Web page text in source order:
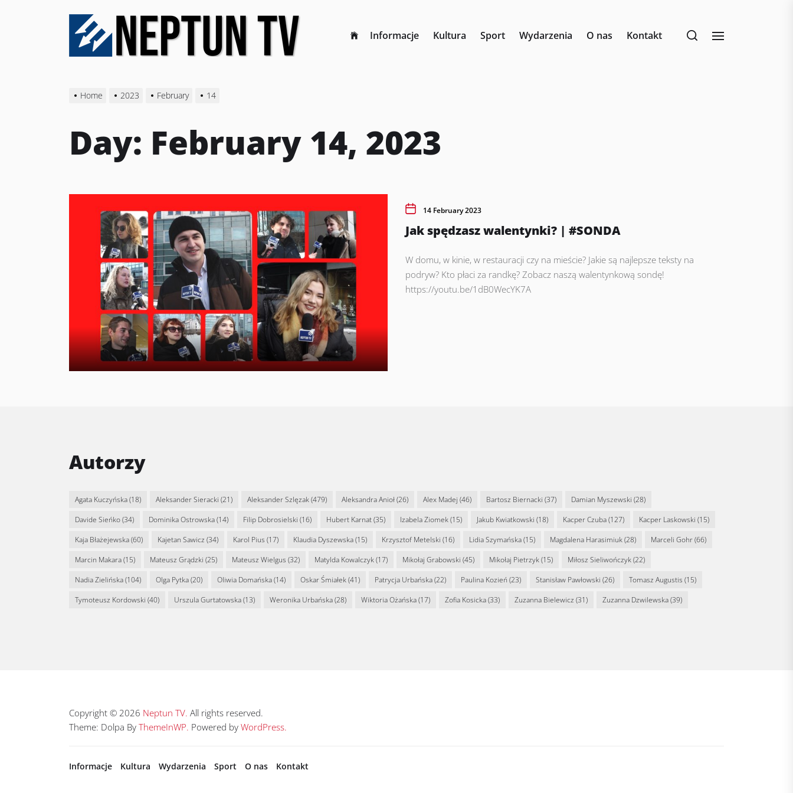
Informacje Kultura Sport Wydarzenia O nas Kontakt
Home 2023 February 14
Day: February 14, 2023
14 February 2023
Jak spędzasz walentynki? | #SONDA
W domu, w kinie, w restauracji czy na mieście? Jakie są najlepsze teksty na
podryw? Kto płaci za randkę? Zobacz naszą walentynkową sondę!
https://youtu.be/1dB0WecYK7A
Autorzy
Agata Kuczyńska(18) Aleksander Sieracki (21) Aleksander Szlęzak(479) Aleksandra Anioł(26) Alex Madej (46) Bartosz Biernacki (37) Damian Myszewski (28)
Davide Sieńko(34) Dominika Ostrowska(14) Filip Dobrosielski (16) Hubert Karnat(35) Izabela Ziomek(15) Jakub Kwiatkowski (18) Kacper Czuba(127) Kacper Laskowski (15)
Kaja Błażejewska(60) Kajetan Sawicz (34) Karol Pius (17) Klaudia Dyszewska(15) Krzysztof Metelski (16) Lidia Szymańska(15) Magdalena Harasimiuk(28) Marceli Gohr(66)
Marcin Makara(15) Mateusz Grądzki (25) Mateusz Wielgus (32) Matylda Kowalczyk(17) Mikołaj Grabowski (45) Mikołaj Pietrzyk(15) Miłosz Sieliwończyk(22)
Nadia Zielińska(104) Olga Pytka(20) Oliwia Domańska(14) Oskar Śmiałek(41) Patrycja Urbańska(22) Paulina Kozień (23) Stanisław Pawłowski (26) Tomasz Augustis (15)
Tymoteusz Kordowski (40) Urszula Gurtatowska(13) Weronika Urbańska(28) Wiktoria Ożańska(17) Zofia Kosicka(33) Zuzanna Bielewicz (31) Zuzanna Dzwilewska(39)
Copyright © 2026 Neptun TV. All rights reserved.
Theme: Dolpa By ThemeInWP. Powered by WordPress.
Informacje Kultura Wydarzenia Sport O nas Kontakt